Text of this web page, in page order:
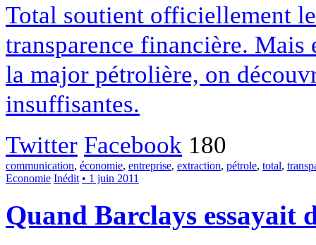
Total soutient officiellement
transparence financière. Mais
la major pétrolière, on
insuffisantes.
Twitter Facebook 180
communication, économie, entreprise, extraction, pétrole, total,
Economie Inédit • 1 juin 2011
Quand Barclays essayait